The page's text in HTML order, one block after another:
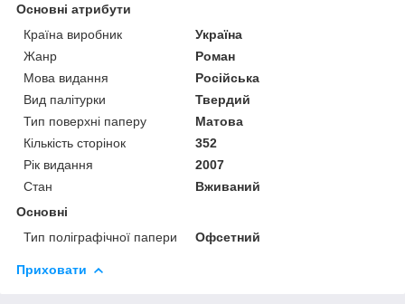
Основні атрибути
Країна виробник
Україна
Жанр
Роман
Мова видання
Російська
Вид палітурки
Твердий
Тип поверхні паперу
Матова
Кількість сторінок
352
Рік видання
2007
Стан
Вживаний
Основні
Тип поліграфічної папери
Офсетний
Приховати